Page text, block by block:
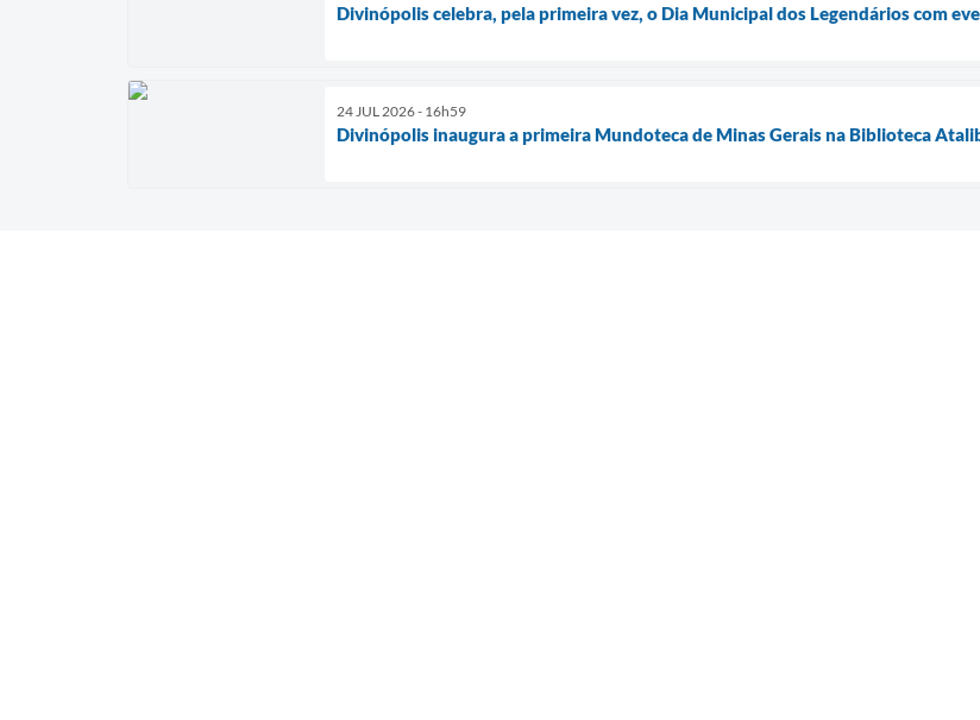
Divinópolis celebra, pela primeira vez, o Dia Municipal dos Legendários com
24 JUL 2026 - 16h59
Divinópolis inaugura a primeira Mundoteca de Minas Gerais na Biblioteca